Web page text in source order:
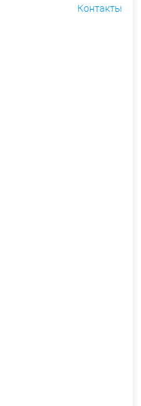
Контакты